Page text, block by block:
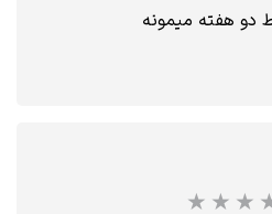
دو هفته میمونه